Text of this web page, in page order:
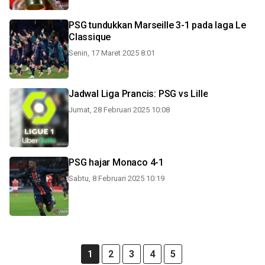
PSG tundukkan Marseille 3-1 pada laga Le
Classique
Senin, 17 Maret 2025 8:01
Jadwal Liga Prancis: PSG vs Lille
Jumat, 28 Februari 2025 10:08
PSG hajar Monaco 4-1
Sabtu, 8 Februari 2025 10:19
1 2 3 4 5